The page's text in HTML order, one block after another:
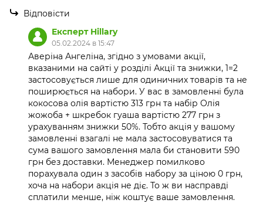
Відповісти
Експерт Hillary
05.02.2024 в 15:47
Аверіна Ангеліна, згідно з умовами акції,
вказаними на сайті у розділі Акції та знижки, 1=2
застосовується лише для одиничних товарів та не
поширюється на набори. У вас в замовленні була
кокосова олія вартістю 313 грн та набір Олія
жожоба + шкребок гуаша вартістю 277 грн з
урахуванням знижки 50%. Тобто акція у вашому
замовленні взагалі не мала застосовуватися та
сума вашого замовлення мала би становити 590
грн без доставки. Менеджер помилково
порахувала один з засобів набору за ціною 0 грн,
хоча на набори акція не діє. То ж ви насправді
сплатили менше, ніж коштує ваше замовлення.